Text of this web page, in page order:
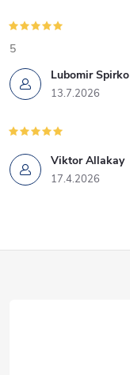
Lubomir Spirko
13.7.2026
5
Viktor Allakay
17.4.2026